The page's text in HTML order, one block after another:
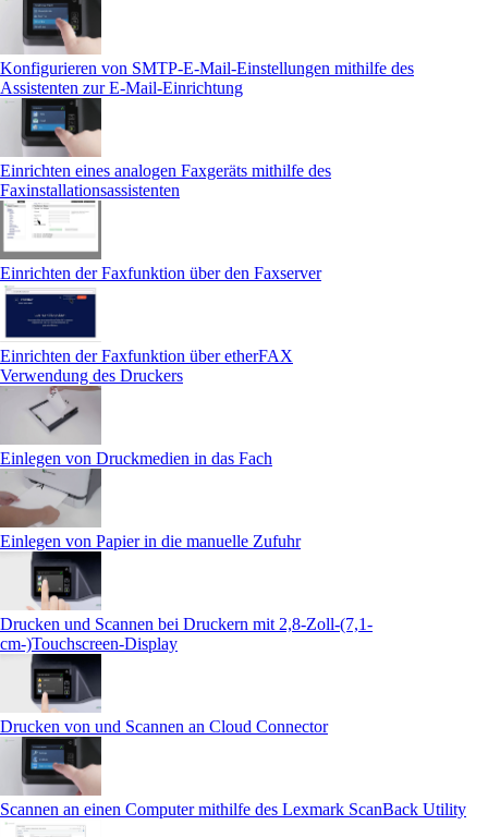
Konfigurieren von SMTP-E-Mail-Einstellungen mithilfe des
Assistenten zur E-Mail-Einrichtung
Einrichten eines analogen Faxgeräts mithilfe des
Faxinstallationsassistenten
Einrichten der Faxfunktion über den Faxserver
Einrichten der Faxfunktion über etherFAX
Verwendung des Druckers
Einlegen von Druckmedien in das Fach
Einlegen von Papier in die manuelle Zufuhr
Drucken und Scannen bei Druckern mit 2,8-Zoll-(7,1-
cm-)Touchscreen‑Display
Drucken von und Scannen an Cloud Connector
Scannen an einen Computer mithilfe des Lexmark ScanBack Utility